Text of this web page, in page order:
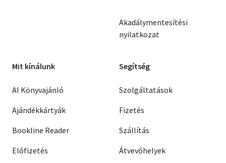
Akadálymentesítési
nyilatkozat
Mit kínálunk
AI Könyvajánló
Ajándékkártyák
Bookline Reader
Előfizetés
Segítség
Szolgáltatások
Fizetés
Szállítás
Átvevőhelyek